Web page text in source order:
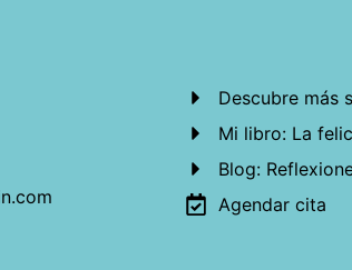
Descubre más
Mi libro: La
Blog:
Agendar cita